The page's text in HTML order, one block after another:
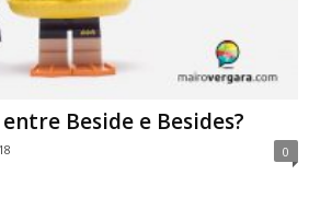
Beside e Besides?
0